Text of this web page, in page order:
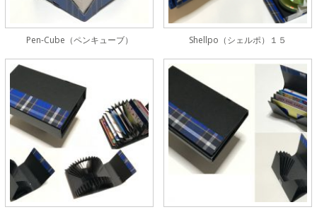
Pen-Cube（ペンキューブ） Shellpo（シェルポ）１５